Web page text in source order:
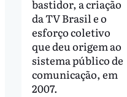
bastidor, a criação
da TV Brasil e o
esforço coletivo
que deu origem ao
sistema público de
comunicação, em
2007.